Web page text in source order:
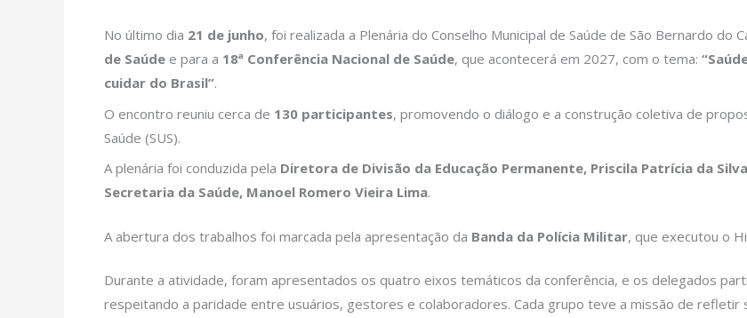
No último dia 21 de junho, foi realizada a Plenária do Conselho Municipal de Saúde de São Bernardo do
de Saúde e para a 18ª Conferência Nacional de Saúde, que acontecerá em 2027, com o tema:
cuidar do Brasil”.
O encontro reuniu cerca de 130 participantes, promovendo o diálogo e a construção coletiva de
Saúde (SUS).
A plenária foi conduzida pela Diretora de Divisão da Educação Permanente, Priscila Patrícia da Silva
Secretaria da Saúde, Manoel Romero Vieira Lima.
A abertura dos trabalhos foi marcada pela apresentação da Banda da Polícia Militar, que executou o
Durante a atividade, foram apresentados os quatro eixos temáticos da conferência, e os delegados
respeitando a paridade entre usuários, gestores e colaboradores. Cada grupo teve a missão de